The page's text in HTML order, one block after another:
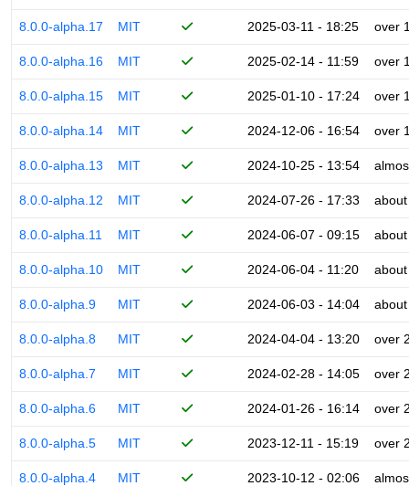
8.0.0-alpha.17 MIT 2025-03-11 - 18:25 over
8.0.0-alpha.16 MIT 2025-02-14 - 11:59 over
8.0.0-alpha.15 MIT 2025-01-10 - 17:24 over
8.0.0-alpha.14 MIT 2024-12-06 - 16:54 over
8.0.0-alpha.13 MIT 2024-10-25 - 13:54
8.0.0-alpha.12 MIT 2024-07-26 - 17:33
8.0.0-alpha.11 MIT 2024-06-07 - 09:15
8.0.0-alpha.10 MIT 2024-06-04 - 11:20
8.0.0-alpha.9 MIT 2024-06-03 - 14:04
8.0.0-alpha.8 MIT 2024-04-04 - 13:20 over
8.0.0-alpha.7 MIT 2024-02-28 - 14:05 over
8.0.0-alpha.6 MIT 2024-01-26 - 16:14 over
8.0.0-alpha.5 MIT 2023-12-11 - 15:19 over
8.0.0-alpha.4 MIT 2023-10-12 - 02:06